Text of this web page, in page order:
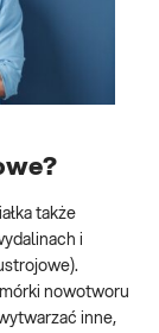
także
i
nowotworu
inne,